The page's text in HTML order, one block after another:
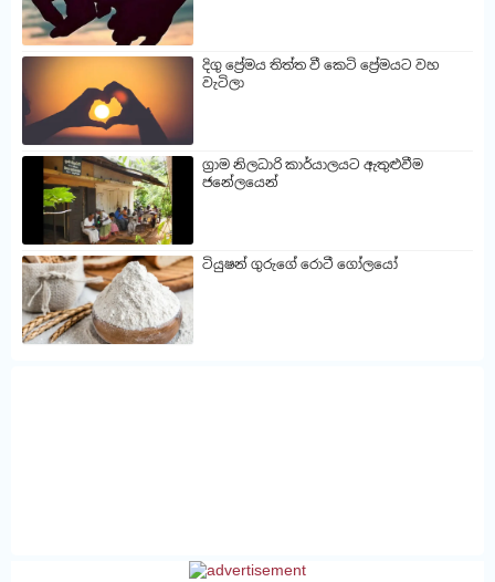
දිගු ප්‍රේමය තිත්ත වී කෙටි ප්‍රේමයට වහ
වැටිලා
ග්‍රාම නිලධාරි කාර්යාලයට ඇතුළුවීම
ජනේලයෙන්
ටියුෂන් ගුරුගේ රොටී ගෝලයෝ